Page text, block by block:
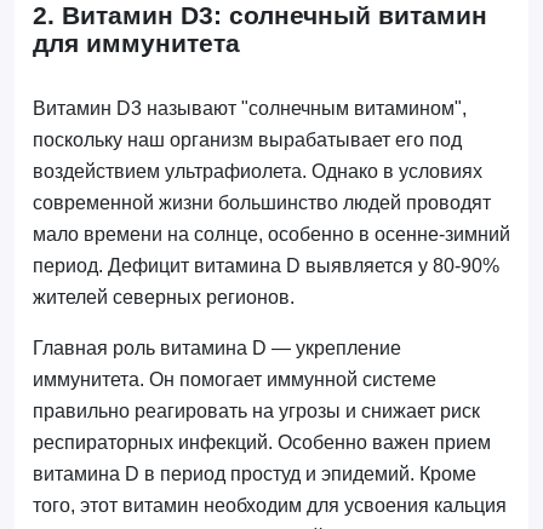
2. Витамин D3: солнечный витамин
для иммунитета
Витамин D3 называют "солнечным витамином",
поскольку наш организм вырабатывает его под
воздействием ультрафиолета. Однако в условиях
современной жизни большинство людей проводят
мало времени на солнце, особенно в осенне-зимний
период. Дефицит витамина D выявляется у 80-90%
жителей северных регионов.
Главная роль витамина D — укрепление
иммунитета. Он помогает иммунной системе
правильно реагировать на угрозы и снижает риск
респираторных инфекций. Особенно важен прием
витамина D в период простуд и эпидемий. Кроме
того, этот витамин необходим для усвоения кальция